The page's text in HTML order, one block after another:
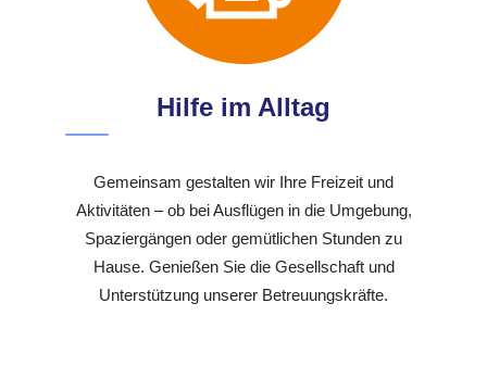
Hilfe im Alltag
Gemeinsam gestalten wir Ihre Freizeit und
Aktivitäten – ob bei Ausflügen in die Umgebung,
Spaziergängen oder gemütlichen Stunden zu
Hause. Genießen Sie die Gesellschaft und
Unterstützung unserer Betreuungskräfte.